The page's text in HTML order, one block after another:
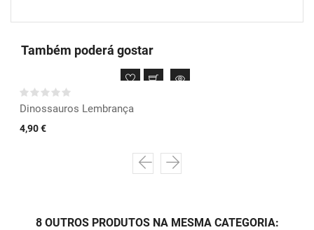
Também poderá gostar
Dinossauros Lembrança
4,90 €
8 OUTROS PRODUTOS NA MESMA CATEGORIA: